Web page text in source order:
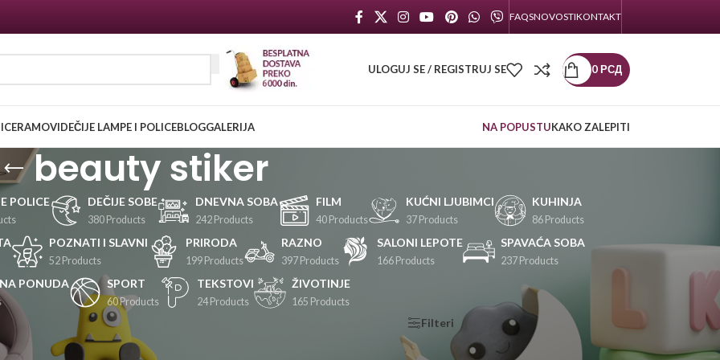
FAQSNOVOSTIKONTAKT
ULOGUJ SE / REGISTRUJ SE 0РСД
RAMOVIDEČIJE LAMPE I POLICEBLOGGALERIJA NA POPUSTUKAKO ZALEPITI
beauty stiker
POLICE DEČIJE SOBE
380 Products
DNEVNA SOBA
242 Products
FILM
40 Products
KUĆNI LJUBIMCI
37 Products
KUHINJA
86 Products
POZNATI I SLAVNI
52 Products
PRIRODA
199 Products
RAZNO
397 Products
SALONI LEPOTE
166 Products
SPAVAĆA SOBA
237 Products
PONUDA SPORT
60 Products
TEKSTOVI
24 Products
ŽIVOTINJE
165 Products
Filteri
KATEGORIJE
PROIZVODA